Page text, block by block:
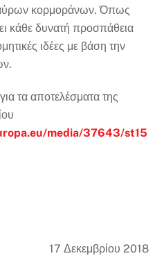
κορμοράνων. Όπως
κάθε δυνατή προσπάθεια
ιδέες με βάση την
τα αποτελέσματα της
media/37643/st15
17 Δεκεμβρίου 2018